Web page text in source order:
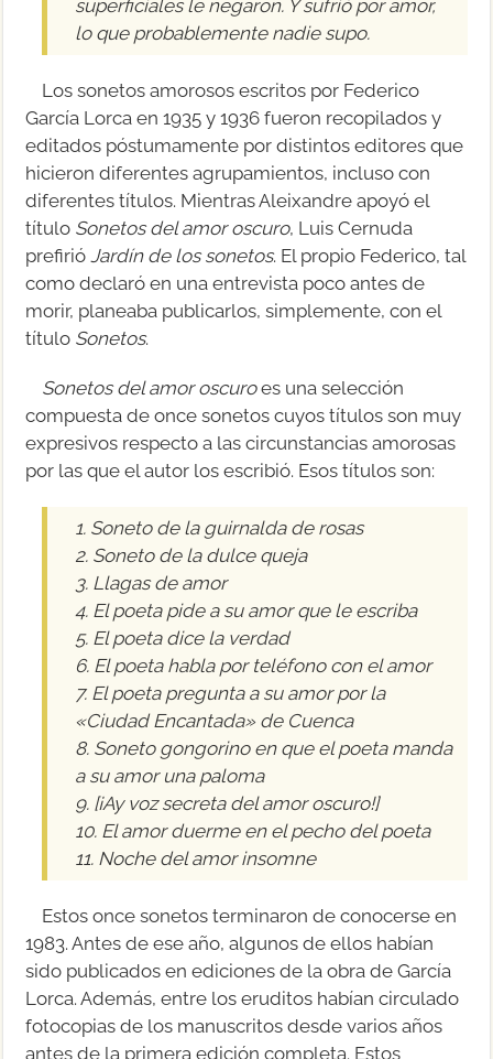
superficiales le negaron. Y sufrió por amor,
lo que probablemente nadie supo.
Los sonetos amorosos escritos por Federico
García Lorca en 1935 y 1936 fueron recopilados y
editados póstumamente por distintos editores que
hicieron diferentes agrupamientos, incluso con
diferentes títulos. Mientras Aleixandre apoyó el
título Sonetos del amor oscuro, Luis Cernuda
prefirió Jardín de los sonetos. El propio Federico, tal
como declaró en una entrevista poco antes de
morir, planeaba publicarlos, simplemente, con el
título Sonetos.
Sonetos del amor oscuroes una selección
compuesta de once sonetos cuyos títulos son muy
expresivos respecto a las circunstancias amorosas
por las que el autor los escribió. Esos títulos son:
1. Soneto de la guirnalda de rosas
2. Soneto de la dulce queja
3. Llagas de amor
4. El poeta pide a su amor que le escriba
5. El poeta dice la verdad
6. El poeta habla por teléfono con el amor
7. El poeta pregunta a su amor por la
«Ciudad Encantada» de Cuenca
8. Soneto gongorino en que el poeta manda
a su amor una paloma
9. [¡Ay voz secreta del amor oscuro!]
10. El amor duerme en el pecho del poeta
11. Noche del amor insomne
Estos once sonetos terminaron de conocerse en
1983. Antes de ese año, algunos de ellos habían
sido publicados en ediciones de la obra de García
Lorca. Además, entre los eruditos habían circulado
fotocopias de los manuscritos desde varios años
antes de la primera edición completa. Estos